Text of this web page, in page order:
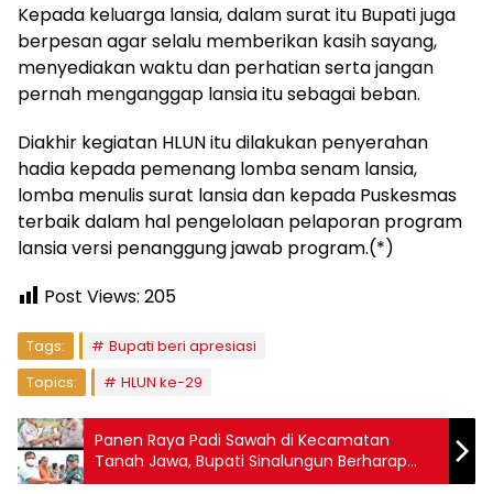
Kepada keluarga lansia, dalam surat itu Bupati juga
berpesan agar selalu memberikan kasih sayang,
menyediakan waktu dan perhatian serta jangan
pernah menganggap lansia itu sebagai beban.
Diakhir kegiatan HLUN itu dilakukan penyerahan
hadia kepada pemenang lomba senam lansia,
lomba menulis surat lansia dan kepada Puskesmas
terbaik dalam hal pengelolaan pelaporan program
lansia versi penanggung jawab program.(*)
Post Views: 205
Tags:
Bupati beri apresiasi
Topics:
HLUN ke-29
Panen Raya Padi Sawah di Kecamatan
Tanah Jawa, Bupati Sinalungun Berharap
Ada Kenaikan Hasil